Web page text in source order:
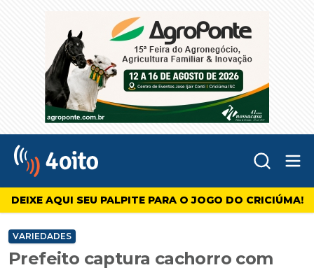
4oito
DEIXE AQUI SEU PALPITE PARA O JOGO DO CRICIÚMA!
VARIEDADES
Prefeito captura cachorro com